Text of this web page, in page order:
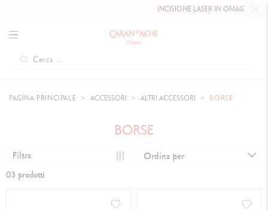
INCISIONE LASER IN OMAGGIO
PAGINA PRINCIPALE ACCESSORI ALTRI ACCESSORI BORSE
BORSE
Filtra Ordina per
03 prodotti